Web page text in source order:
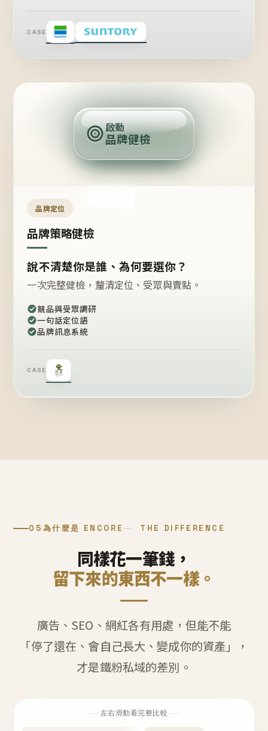
CASE
定
位
點
啟動
品牌健檢
品牌定位
品牌策略健檢
說不清楚你是誰、為何要選你？
一次完整健檢，釐清定位、受眾與賣點。
競品與受眾調研
一句話定位語
品牌訊息系統
CASE
05 為什麼是 ENCORE THE DIFFERENCE
同樣花一筆錢，
留下來的東西不一樣。
廣告、SEO、網紅各有用處，但能不能
「停了還在、會自己長大、變成你的資產」，
才是鐵粉私域的差別。
左右滑動看完整比較